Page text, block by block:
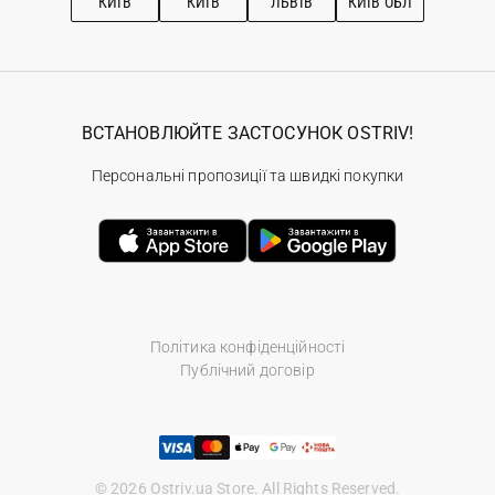
Політика конфіденційності
Публічний договір
© 2026 Ostriv.ua Store. All Rights Reserved.
ВСТАНОВЛЮЙТЕ ЗАСТОСУНОК OSTRIV!
Персональні пропозиції та швидкі покупки